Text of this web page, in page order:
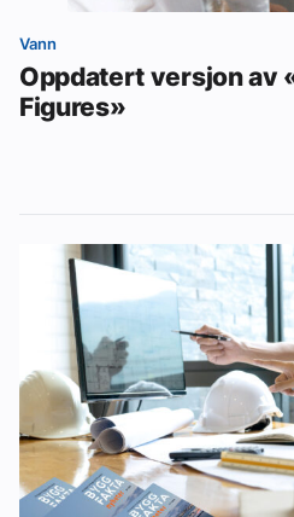
Vann
Oppdatert versjon av
Figures»